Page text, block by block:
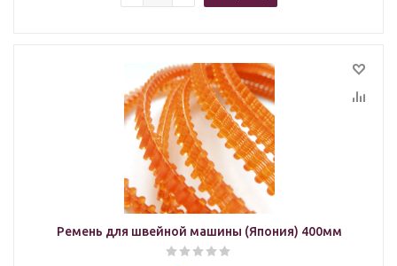
Ремень для швейной машины (Япония) 400мм